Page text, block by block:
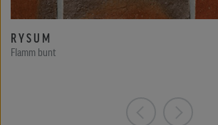
RYSUM
Flamm bunt